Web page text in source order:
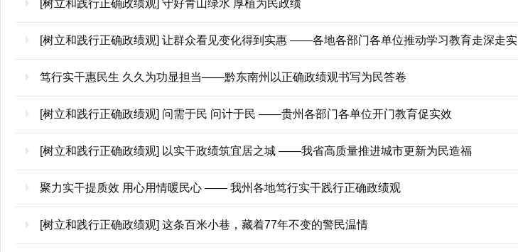
[树立和践行正确政绩观] 守好青山绿水 厚植为民政绩
[树立和践行正确政绩观] 让群众看见变化得到实惠 ——各地各部门各单位推动学习教育走深走实
笃行实干惠民生 久久为功显担当——黔东南州以正确政绩观书写为民答卷
[树立和践行正确政绩观] 问需于民 问计于民 ——贵州各部门各单位开门教育促实效
[树立和践行正确政绩观] 以实干政绩筑宜居之城 ——我省高质量推进城市更新为民造福
聚力实干提质效 用心用情暖民心 —— 我州各地笃行实干践行正确政绩观
[树立和践行正确政绩观] 这条百米小巷，藏着77年不变的警民温情